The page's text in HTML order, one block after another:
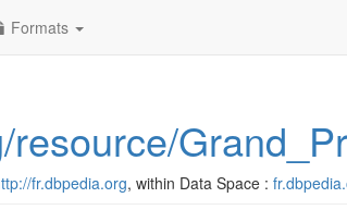
Formats
fr.dbpedia.org, within Data Space :